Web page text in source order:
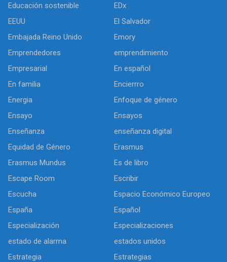
Educación sostenible
EDx
EEUU
El Salvador
Embajada Reino Unido
Emory
Emprendedores
emprendimiento
Empresarial
En español
En familia
Encierrro
Energia
Enfoque de género
Ensayo
Ensayos
Enseñanza
enseñanza digital
Equidad de Género
Erasmus
Erasmus Mundus
Es de libro
Escape Room
Escribir
Escucha
Espacio Económico Europeo
España
Español
Especialización
Especializaciones
estado de alarma
estados unidos
Estrategia
Estrategias